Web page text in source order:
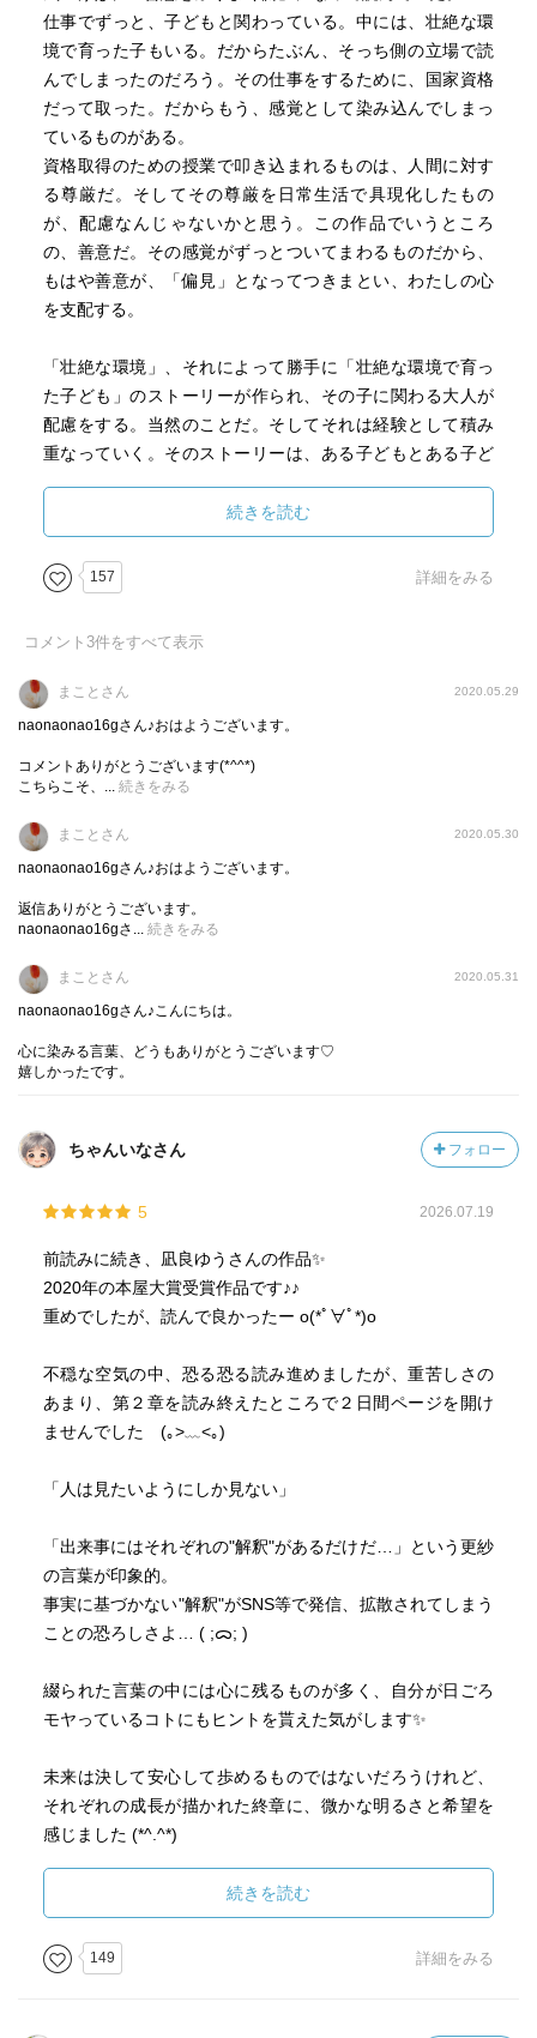
を送って欲しい。
ーーーーーーーーーーーーー
そして気付いた。私は心が綺麗な人が怖い。ファンタジー
だと断言して逃避するくらい恐れている。この気付きは個
人的にとても衝撃を受けているし、どう処理すればいいの
か戸惑っている。しかし、説明はつかないが不思議と不快
感は無いんだなよなぁ。
読まず嫌いだったのだ。だってすごく有意義な時間だった
もの。しかし、これを機に〜の流れは察しているもののそ
を出すのだろう。これからも皆様の暖かい目を求み願う。
仕事でずっと、子どもと関わっている。中には、壮絶な環
境で育った子もいる。だからたぶん、そっち側の立場で読
んでしまったのだろう。その仕事をするために、国家資格
だって取った。だからもう、感覚として染み込んでしまっ
ているものがある。
資格取得のための授業で叩き込まれるものは、人間に対す
る尊厳だ。そしてその尊厳を日常生活で具現化したもの
が、配慮なんじゃないかと思う。この作品でいうところ
の、善意だ。その感覚がずっとついてまわるものだから、
もはや善意が、「偏見」となってつきまとい、わたしの心
を支配する。
「壮絶な環境」、それによって勝手に「壮絶な環境で育っ
た子ども」のストーリーが作られ、その子に関わる大人が
配慮をする。当然のことだ。そしてそれは経験として積み
重なっていく。そのストーリーは、ある子どもとある子ど
ないかもしれない。にも関わらず、偏見として身について
しまった善意が威力を発し、さらに経験を強固にする。さ
らなる善意が身につく。善意の雪だるま。そんなものただ
のはりぼてなのに。
こうした方がいい、読み進めながら何度も思った。然るべ
き手続きをふんだ方がいい、警察に相談した方がいい、す
るすると、わたしの心は声を発し、物語の進行にブレーキ
この矛盾はなんなのだ。わたしの心は、グラグラと揺さぶ
られる。自分の中にあった偏見。それを改めて見つめる。
下記にあるインタビュー記事で、同様に戒めをしてる人も
「4章 彼のはなしⅠ」で、そんな理性と偏見なんて一気に
ぶっ飛んで、苦しくて泣いた。
ない。この二人の関係性にも名前がない。その名前のない
かりあえる確かなものがあれば、そこにあるのは安心と平
穏、なのかもしれない。「いつ」とか「どこで」が問題じ
ゃない、出会いって。
インタビュー記事を読んだ。
「家族の絆」の美しさと正しさに、追い詰められていく人
もいる、と題されたインタビュー。
凪良さんがBL出身の作家さんだというのは別のインタビュ
ーで知っていて、文の描写はまさにBLという作品から飛び
出してきたかのように感じられるほど、美しく儚げだっ
インタビューの中で、「家族」や「絆」に違和感を持って
される社会。すべて血縁で片付けられると、そこにはまら
ない人たちは苦しくなる。そんな苦しさを抱えている人に
とっては、紛れもなく救いの作品になる。
紙の写真。この本を開く前とは、全く印象が違って見え
た。
※このレビューはnoteにも記載させていただきました。
（https://note.com/tattychannel/n/ndb8920083b84 ）
続きを読む
157 詳細をみる
コメント 3件をすべて表示
まことさん 2020.05.29
naonaonao16gさん♪おはようございます。
コメントありがとうございます(*^^*)
こちらこそ、... 続きをみる
まことさん 2020.05.30
naonaonao16gさん♪おはようございます。
返信ありがとうございます。
naonaonao16gさ... 続きをみる
まことさん 2020.05.31
naonaonao16gさん♪こんにちは。
心に染みる言葉、どうもありがとうございます♡
嬉しかったです。
ちゃんいなさん フォロー
5 2026.07.19
前読みに続き、凪良ゆうさんの作品✨
2020年の本屋大賞受賞作品です♪♪
重めでしたが、読んで良かったー o(*ﾟ∀ﾟ*)o
不穏な空気の中、恐る恐る読み進めましたが、重苦しさの
あまり、第２章を読み終えたところで２日間ページを開け
ませんでした (｡>﹏<｡)
「人は見たいようにしか見ない」
「出来事にはそれぞれの"解釈"があるだけだ…」という更紗
の言葉が印象的。
事実に基づかない"解釈"がSNS等で発信、拡散されてしまう
ことの恐ろしさよ… ( ;ᯅ; )
綴られた言葉の中には心に残るものが多く、自分が日ごろ
モヤっているコトにもヒントを貰えた気がします✨
未来は決して安心して歩めるものではないだろうけれど、
それぞれの成長が描かれた終章に、微かな明るさと希望を
感じました (*^.^*)
凪良ワールドを堪能できて良かった✨✨✨
人の噂やSNS等の情報を鵜呑みにするのではなく、自分
の"目"や"耳"、そして"心"で感じたことを大切にしたいな
続きを読む
149 詳細をみる